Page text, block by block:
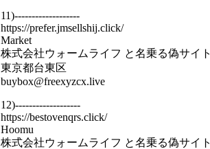
11)-------------------
https://prefer.jmsellshij.click/
Market
株式会社ウォームライフ と名乗る偽サイト
東京都台東区
buybox@freexyzcx.live
12)-------------------
https://bestovenqrs.click/
Hoomu
株式会社ウォームライフ と名乗る偽サイト